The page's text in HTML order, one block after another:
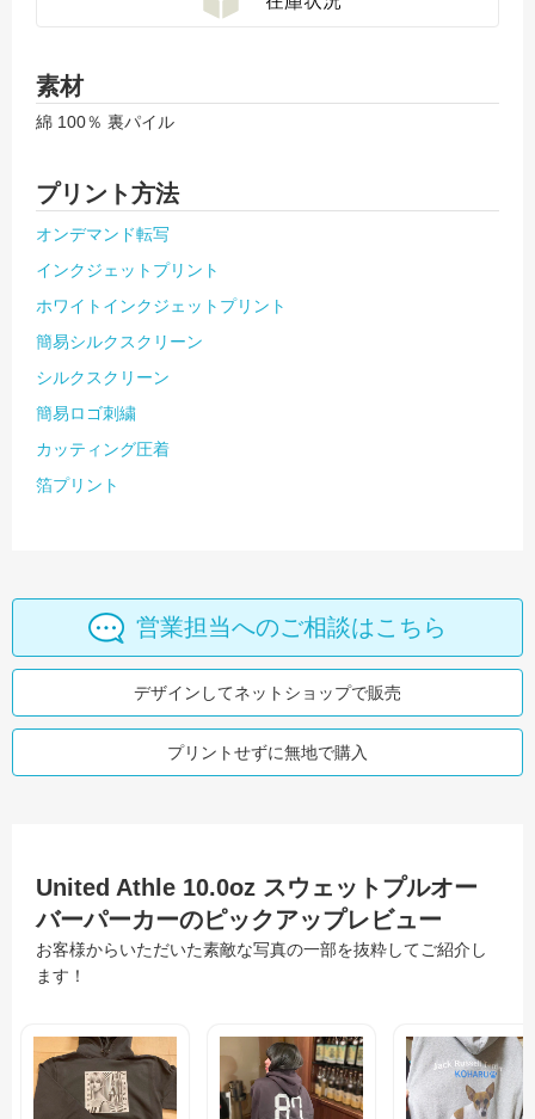
素材
綿 100％ 裏パイル
プリント方法
オンデマンド転写
インクジェットプリント
ホワイトインクジェットプリント
簡易シルクスクリーン
シルクスクリーン
簡易ロゴ刺繍
カッティング圧着
箔プリント
営業担当へのご相談はこちら
デザインしてネットショップで販売
プリントせずに無地で購入
United Athle 10.0oz スウェットプルオー
バーパーカーのピックアップレビュー
お客様からいただいた素敵な写真の一部を抜粋してご紹介し
ます！